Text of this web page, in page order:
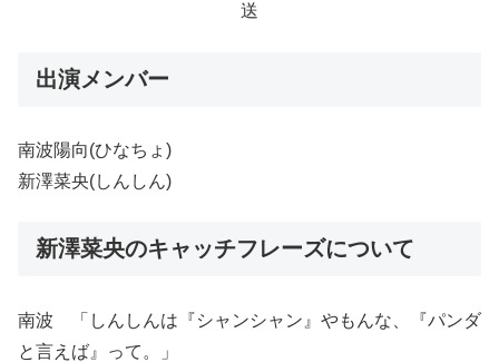
送
出演メンバー
南波陽向(ひなちょ)
新澤菜央(しんしん)
新澤菜央のキャッチフレーズについて
南波 「しんしんは『シャンシャン』やもんな、『パンダ
と言えば』って。」